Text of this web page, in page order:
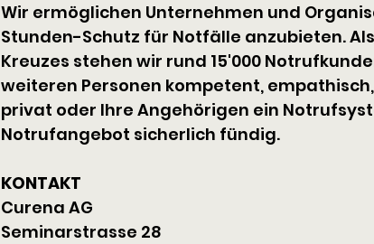
Wir ermöglichen Unternehmen und
Stunden-Schutz für Notfälle anzubieten.
Kreuzes stehen wir rund 15'000
weiteren Personen kompetent,
privat oder Ihre Angehörigen ein
Notrufangebot sicherlich fündig.
KONTAKT
Curena AG
Seminarstrasse 28